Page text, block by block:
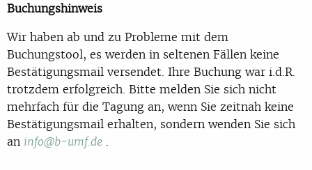
Buchungshinweis
Wir haben ab und zu Probleme mit dem
Buchungstool, es werden in seltenen Fällen keine
Bestätigungsmail versendet. Ihre Buchung war i.d.R.
trotzdem erfolgreich. Bitte melden Sie sich nicht
mehrfach für die Tagung an, wenn Sie zeitnah keine
Bestätigungsmail erhalten, sondern wenden Sie sich
an info@b-umf.de .